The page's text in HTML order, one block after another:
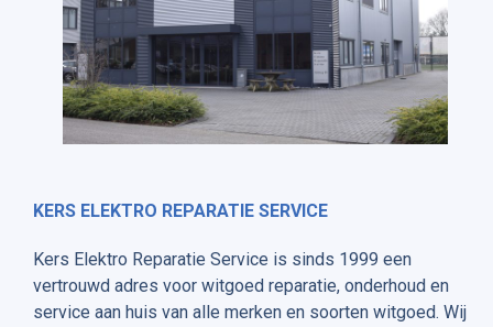
KERS ELEKTRO REPARATIE SERVICE
Kers Elektro Reparatie Service is sinds 1999 een
vertrouwd adres voor witgoed reparatie, onderhoud en
service aan huis van alle merken en soorten witgoed. Wij